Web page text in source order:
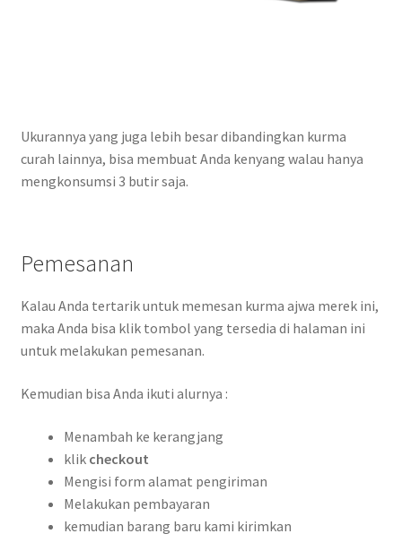
Ukurannya yang juga lebih besar dibandingkan kurma
curah lainnya, bisa membuat Anda kenyang walau hanya
mengkonsumsi 3 butir saja.
Pemesanan
Kalau Anda tertarik untuk memesan kurma ajwa merek ini,
maka Anda bisa klik tombol yang tersedia di halaman ini
untuk melakukan pemesanan.
Kemudian bisa Anda ikuti alurnya :
Menambah ke kerangjang
klik checkout
Mengisi form alamat pengiriman
Melakukan pembayaran
kemudian barang baru kami kirimkan